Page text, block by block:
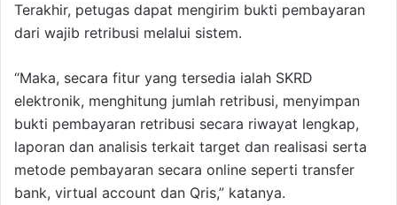
Terakhir, petugas dapat mengirim bukti pembayaran
dari wajib retribusi melalui sistem.
“Maka, secara fitur yang tersedia ialah SKRD
elektronik, menghitung jumlah retribusi, menyimpan
bukti pembayaran retribusi secara riwayat lengkap,
laporan dan analisis terkait target dan realisasi serta
metode pembayaran secara online seperti transfer
bank, virtual account dan Qris,” katanya.